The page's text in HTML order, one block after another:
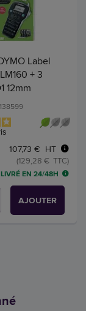
Label
+ 3
12mm
107,73 € HT
(129,28 € TTC)
EN 24/48H
AJOUTER